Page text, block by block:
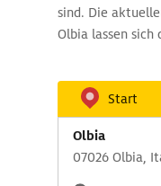
sind. Die
Olbia lassen sich
Start
Olbia
07026 Olbia,